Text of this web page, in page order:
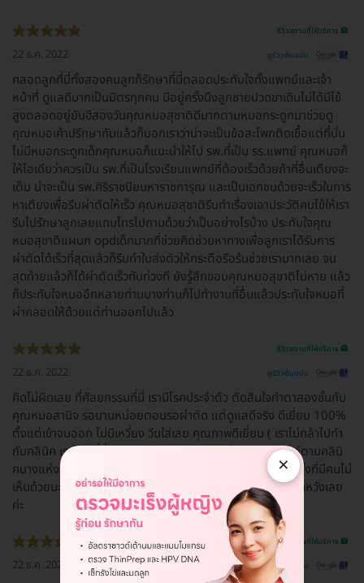
รีวิวสถานที่ให้บริการ 🏥
22 ธ.ค. 2022 ดูรีวิวต้นฉบับ
คลอดลูกที่นี่ทั้งสองคนลูกก็รักษาที่นี่ตลอดประทับใจทั้งแพทย์และเจ้า
หน้าที่ ดูแลดีมากเป็นมิตรทุกคน มีอยู่ครั้งนึงลูกชายปวดขาเดินไม่ได้มีไข้
สูงตลอดอยู่ยันฮีสองวันคุณหมอสุชาติดีมากตามหมอกระดูกมาช่วยดู
คุณหมอเค้าปรึกษากันแล้วก็บอกเราว่าน่าจะเป็นข้อสะโพกติดเชื้อแต่ที่นั่น
ไม่มีหมอกระดูกเด็กคุณหมอก็แนะนำให้ไป รพ.ที่เป็น รร.แพทย์ คุณหมอก็
ให้ไอเดียว่าควรเป็น รพ.ที่เป็นโรงเรียนแพทย์ที่ต้องเร็วด้วยถ้าที่อื่นเตียงจะ
เต็ม น่าจะเป็น รพ.ศิริราชปิยมหาราชการุณ และเป็นเอกชนด้วยจะเร็วในการ
หาเตียงเพื่อรีบผ่าตัดให้เร็ว คุณหมอสุชาติรีบทำเรื่องเอาประวัติคนไข้ให้เรา
รีบไปรักษาลูกเลยแถมโทรไปถามด้วยว่าเป็นอย่างไรบ้าง ประทับใจคุณ
หมอสุชาติแผนก opdเด็กมากที่ช่วยคิดช่วยหาทางเพื่อลูกเราได้รับการ
ผ่าตัดได้เร็วที่สุดแล้วก็รีบทำใบส่งตัวให้กระตือรือร้นช่วยเรามากเลย จน
สุดท้ายแล้วก็ได้ผ่าตัดเร็วทันท่วงที ยังรู้สึกขอบคุณหมอสุชาติไม่หาย แล้ว
ก็ประทับใจหมออีกหลายท่านบางท่านก็ไปทำงานที่อื่นแล้วประทับใจหมอที่
ผ่าคลอดให้ด้วยแต่ท่านออกไปแล้ว
รีวิวสถานที่ให้บริการ 🏥
22 ธ.ค. 2022 ดูรีวิวต้นฉบับ
คิดไม่ผิดเลย ที่ศัลยกรรมที่นี่ เรามีโรคประจำตัว ตัดสินใจทำตาสองชั้นกับ
คุณหมอสานิจ รอนานหน่อยตอนรอผ่าตัด แต่ดูแลดีจริง ดีเยี่ยม 100%
ตั้งแต่เข้าจนออก ไม่มีเหวี่ยง วีนใส่เลย คุณภาพดีเยี่ยม ( เราไม่กล้าไปทำ
กับคลินิค เราไว้ใจที่นี่ เพราะแพทย์จบศัลยกรรมโดยตรง แพทย์ตามคลินิ
คบางแห่งที่มีคนแนะนำให้เราทำ จบทั่วไป เราจึงตัดสินใจทำที่นี่ ทั้งที่มีคนไม่
เห็นด้วยนะ แต่เราเชื่อใจยันฮีค่ะ ) ชอบมากๆ คิดไม่ผิด และไม่ผิดหวังเลย
ค่ะ
รีวิวสถานที่ให้บริการ 🏥
22 ธ.ค. 2022 ดูรีวิวต้นฉบับ
×